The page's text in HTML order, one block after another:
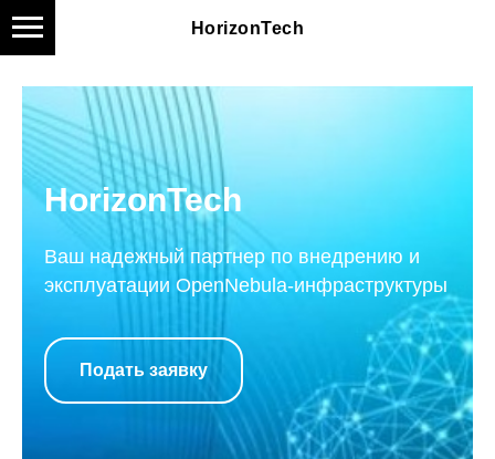
HorizonTech
HorizonTech
Ваш надежный партнер по внедрению и
эксплуатации OpenNebula-инфраструктуры
Подать заявку